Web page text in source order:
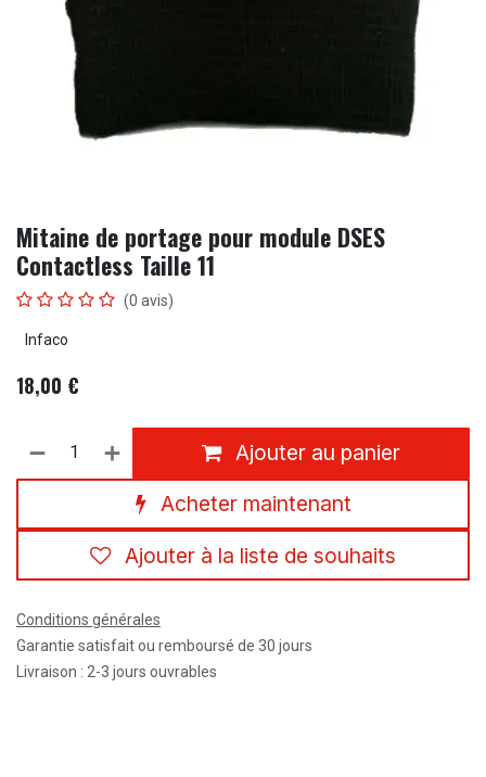
Mitaine de portage pour module DSES
Contactless Taille 11
(0 avis)
Infaco
18,00 €
Ajouter au panier
Acheter maintenant
Ajouter à la liste de souhaits
Conditions générales
Garantie satisfait ou remboursé de 30 jours
Livraison : 2-3 jours ouvrables